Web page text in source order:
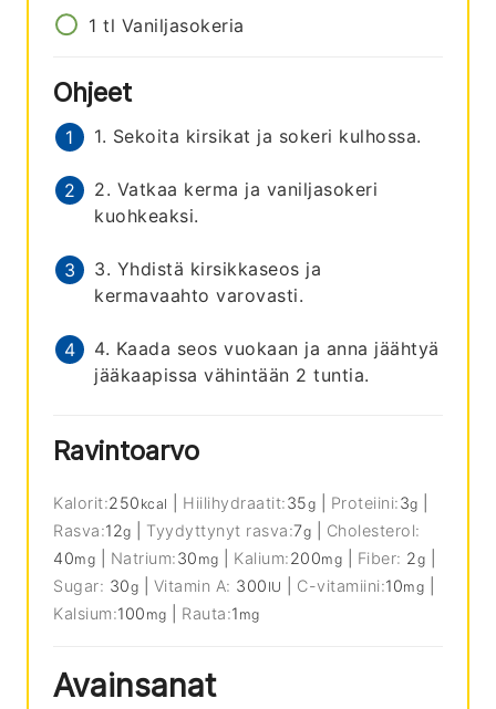
1 tl Vaniljasokeria
Ohjeet
1. Sekoita kirsikat ja sokeri kulhossa.
2. Vatkaa kerma ja vaniljasokeri
kuohkeaksi.
3. Yhdistä kirsikkaseos ja
kermavaahto varovasti.
4. Kaada seos vuokaan ja anna jäähtyä
jääkaapissa vähintään 2 tuntia.
Ravintoarvo
Kalorit:250 kcal Hiilihydraatit:35g Proteiini:3g
Rasva:12g Tyydyttynyt rasva:7g
Cholesterol:
40mg Natrium:30 mg Kalium:200mg Fiber: 2g
Sugar: 30g Vitamin A: 300 IU C-vitamiini:10mg
Kalsium:100 mg Rauta:1 mg
Avainsanat